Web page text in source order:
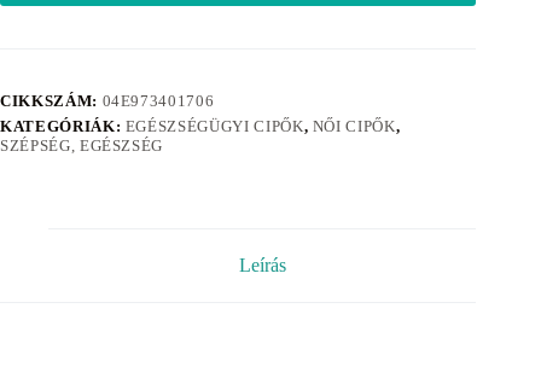
CIKKSZÁM: 04E973401706
KATEGÓRIÁK: EGÉSZSÉGÜGYI CIPŐK, NŐI CIPŐK,
SZÉPSÉG, EGÉSZSÉG
Leírás